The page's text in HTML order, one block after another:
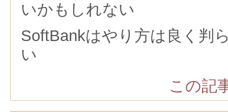
いかもしれない
SoftBankはやり方は良く判
い
この記